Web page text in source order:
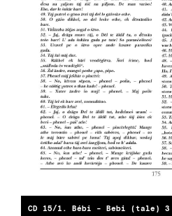
CD 15/1. Bébi - Bebi (tale) 3